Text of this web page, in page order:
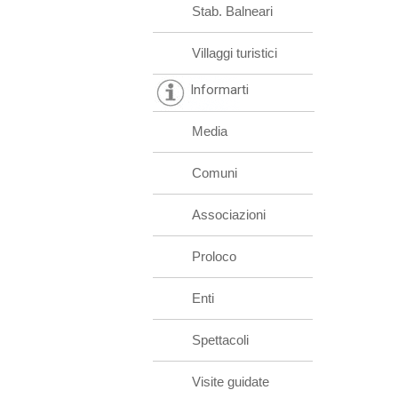
Stab. Balneari
Villaggi turistici
Informarti
Media
Comuni
Associazioni
Proloco
Enti
Spettacoli
Visite guidate